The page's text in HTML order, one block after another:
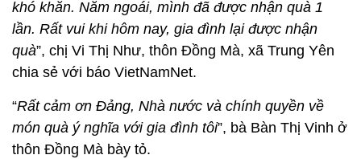
khó khăn. Năm ngoái, mình đã được nhận quà 1
lần. Rất vui khi hôm nay, gia đình lại được nhận
quà”, chị Vi Thị Như, thôn Đồng Mà, xã Trung Yên
chia sẻ với báo VietNamNet.
“Rất cảm ơn Đảng, Nhà nước và chính quyền về
món quà ý nghĩa với gia đình tôi”, bà Bàn Thị Vinh ở
thôn Đồng Mà bày tỏ.